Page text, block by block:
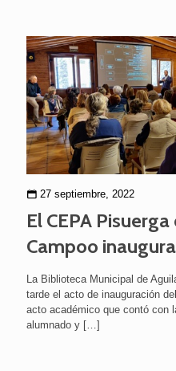
27 septiembre, 2022
El CEPA
Campoo
La Biblioteca Municipal de
tarde el acto de inauguración
acto académico que contó con
alumnado y […]